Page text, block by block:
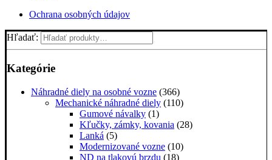
Ochrana osobných údajov
Hľadať:
Kategórie
Náhradné diely na osobné vozne (366)
Mechanické náhradné diely (110)
Gumové návalky (1)
Kľučky, zámky, kovania (28)
Lanká (5)
Modernizované vozne (10)
ND na tlakovú brzdu (18)